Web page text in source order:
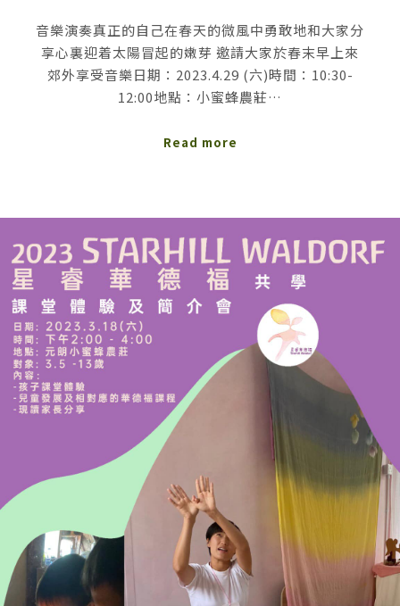
音樂演奏真正的自己在春天的微風中勇敢地和大家分
享心裏迎着太陽冒起的嫩芽 邀請大家於春末早上來
郊外享受音樂日期：2023.4.29 (六)時間：10:30-
12:00地點：小蜜蜂農莊…
Read more